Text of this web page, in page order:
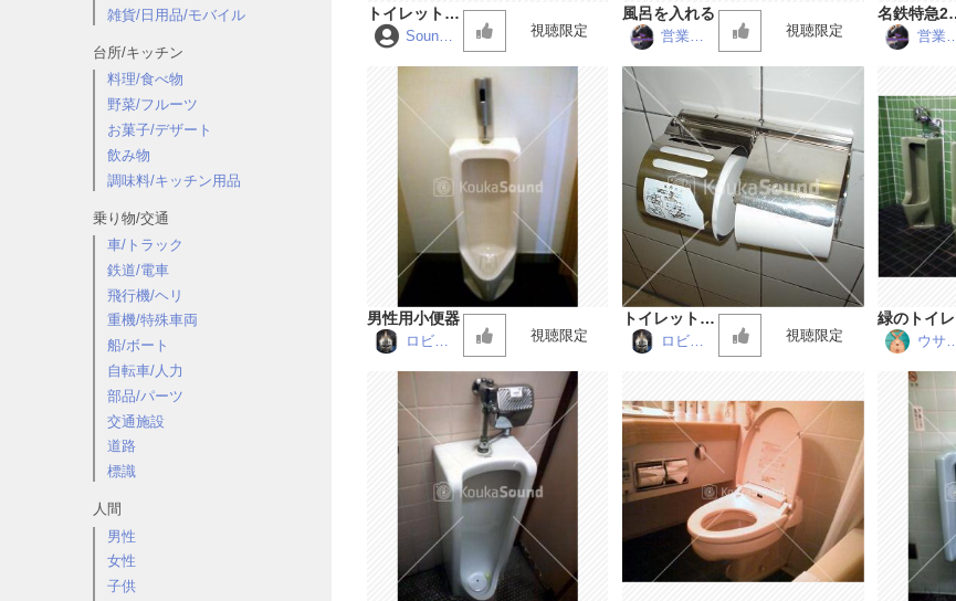
雑貨/日用品/モバイル
台所/キッチン
料理/食べ物
野菜/フルーツ
お菓子/デザート
飲み物
調味料/キッチン用品
乗り物/交通
車/トラック
鉄道/電車
飛行機/ヘリ
重機/特殊車両
船/ボート
自転車/人力
部品/パーツ
交通施設
道路
標識
人間
男性
女性
子供
トイレットペ
ーパーの芯が
SoundF
視聴限定
風呂を入れる
営業マ
視聴限定
名鉄特急
0系のトイレ
営業
男性用小便器
ロビン
視聴限定
トイレットペ
ーパー 急ぎ
ロビン
視聴限定
緑のトイレ
ウサ